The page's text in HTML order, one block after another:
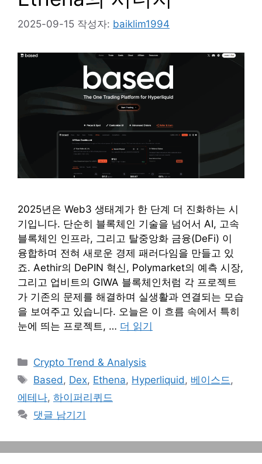
2025-09-15 작성자: baiklim1994
2025년은 Web3 생태계가 한 단계 더 진화하는 시
기입니다. 단순히 블록체인 기술을 넘어서 AI, 고속
블록체인 인프라, 그리고 탈중앙화 금융(DeFi) 이
융합하며 전혀 새로운 경제 패러다임을 만들고 있
죠. Aethir의 DePIN 혁신, Polymarket의 예측 시장,
그리고 업비트의 GIWA 블록체인처럼 각 프로젝트
가 기존의 문제를 해결하며 실생활과 연결되는 모습
을 보여주고 있습니다. 오늘은 이 흐름 속에서 특히
눈에 띄는 프로젝트, … 더 읽기
카
테
리
Crypto Trend & Analysis
태
그
Based , Dex, Ethena, Hyperliquid , 베이스드 ,
에테나, 하이퍼리퀴드
댓글 남기기